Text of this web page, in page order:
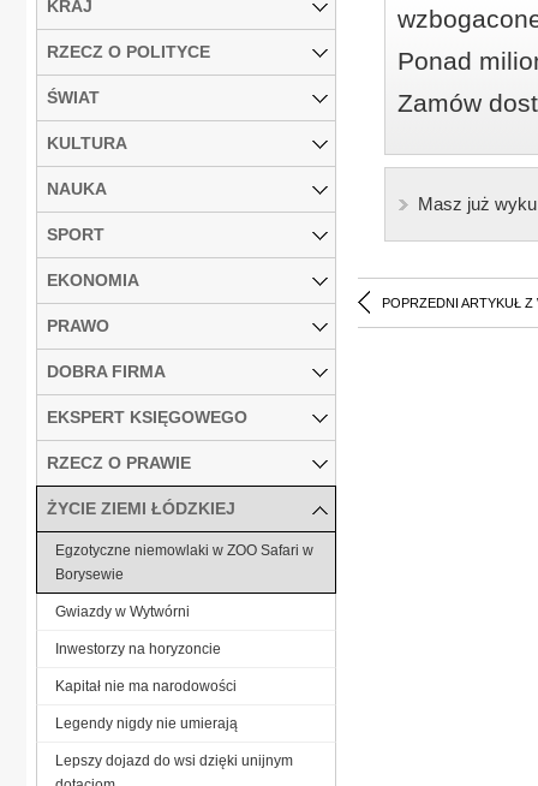
Ponad
Zamów
Masz już
POPRZEDNI ARTYKUŁ Z
KRAJ
RZECZ O POLITYCE
ŚWIAT
KULTURA
NAUKA
SPORT
EKONOMIA
PRAWO
DOBRA FIRMA
EKSPERT KSIĘGOWEGO
RZECZ O PRAWIE
ŻYCIE ZIEMI ŁÓDZKIEJ
Egzotyczne niemowlaki w ZOO Safari w
Borysewie
Gwiazdy w Wytwórni
Inwestorzy na horyzoncie
Kapitał nie ma narodowości
Legendy nigdy nie umierają
Lepszy dojazd do wsi dzięki unijnym